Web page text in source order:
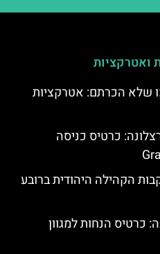
ואטרקציות
שלא הכרתם: אטרקציות
כרטיס כניסה
הקהילה היהודית ברובע
כרטיס הנחות למגוון